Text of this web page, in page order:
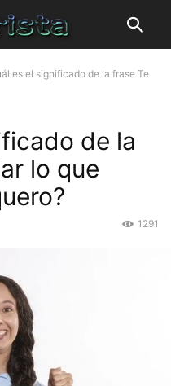
es el significado de la frase Te
de la
lo que
1291